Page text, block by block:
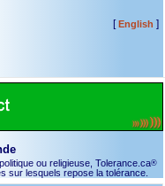
[English ]
ou religieuse, Tolerance.ca®
sur lesquels repose la tolérance.